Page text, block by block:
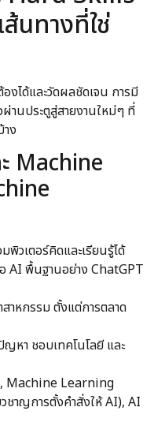
นทางที่ใช่
ได้และวัดผลชัดเจน การมี
านประตูสู่สายงานใหม่ๆ ที่
ง
Machine
พิวเตอร์คิดและเรียนรู้ได้
AI พื้นฐานอย่าง ChatGPT
าหกรรม ตั้งแต่การตลาด
หา ชอบเทคโนโลยี และ
Machine Learning
าญการตั้งคำสั่งให้ AI), AI